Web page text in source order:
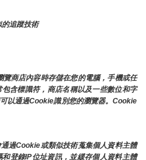
追蹤技術
商店內容時存儲在您的電腦，手機或任
含標識符，商店名稱以及一些數位和字
以通過Cookie識別您的瀏覽器。Cookie
過Cookie或類似技術蒐集個人資料主體
登錄IP位址資訊，並緩存個人資料主體